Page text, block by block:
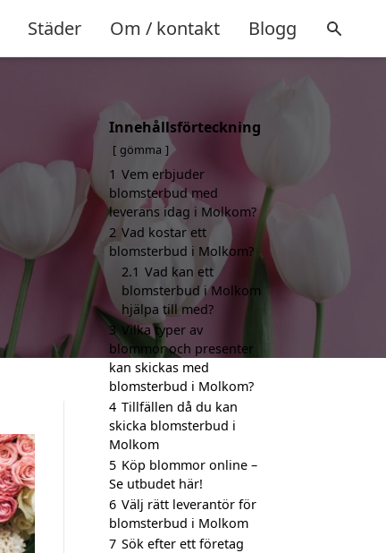
Städer Om / kontakt Blogg
Innehållsförteckning
gömma
1 Vem erbjuder
blomsterbud med
leverans idag i Molkom?
2 Vad kostar ett
blomsterbud i Molkom?
2.1 Vad kan ett
blomsterbud i Molkom
hjälpa till med?
3 Vilka typer av
blommor och presenter
kan skickas med
blomsterbud i Molkom?
4 Tillfällen då du kan
skicka blomsterbud i
Molkom
5 Köp blommor online –
Se utbudet här!
6 Välj rätt leverantör för
blomsterbud i Molkom
7 Sök efter ett företag